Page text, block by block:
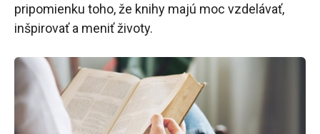
pripomienku toho, že knihy majú moc vzdelávať,
inšpirovať a meniť životy.